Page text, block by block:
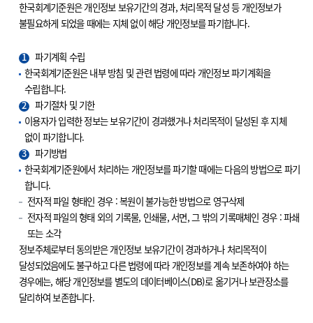
한국회계기준원은 개인정보 보유기간의 경과, 처리목적 달성 등 개인정보가
불필요하게 되었을 때에는 지체 없이 해당 개인정보를 파기합니다.
1
파기계획 수립
한국회계기준원은 내부 방침 및 관련 법령에 따라 개인정보 파기계획을
수립합니다.
2
파기절차 및 기한
이용자가 입력한 정보는 보유기간이 경과했거나 처리목적이 달성된 후 지체
없이 파기합니다.
3
파기방법
한국회계기준원에서 처리하는 개인정보를 파기할 때에는 다음의 방법으로 파기
합니다.
전자적 파일 형태인 경우 : 복원이 불가능한 방법으로 영구삭제
전자적 파일의 형태 외의 기록물, 인쇄물, 서면, 그 밖의 기록매체인 경우 : 파쇄
또는 소각
정보주체로부터 동의받은 개인정보 보유기간이 경과하거나 처리목적이
달성되었음에도 불구하고 다른 법령에 따라 개인정보를 계속 보존하여야 하는
경우에는, 해당 개인정보를 별도의 데이터베이스(DB)로 옮기거나 보관장소를
달리하여 보존합니다.